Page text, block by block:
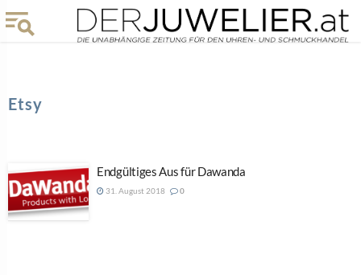
Etsy
Endgültiges Aus für Dawanda
31. August 2018 0